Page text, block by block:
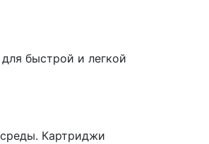
быстрой и легкой
Картриджи